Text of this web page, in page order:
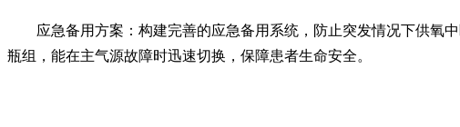
应急备用方案：构建完善的应急备用系统，防止突发情况下供氧
瓶组，能在主气源故障时迅速切换，保障患者生命安全。